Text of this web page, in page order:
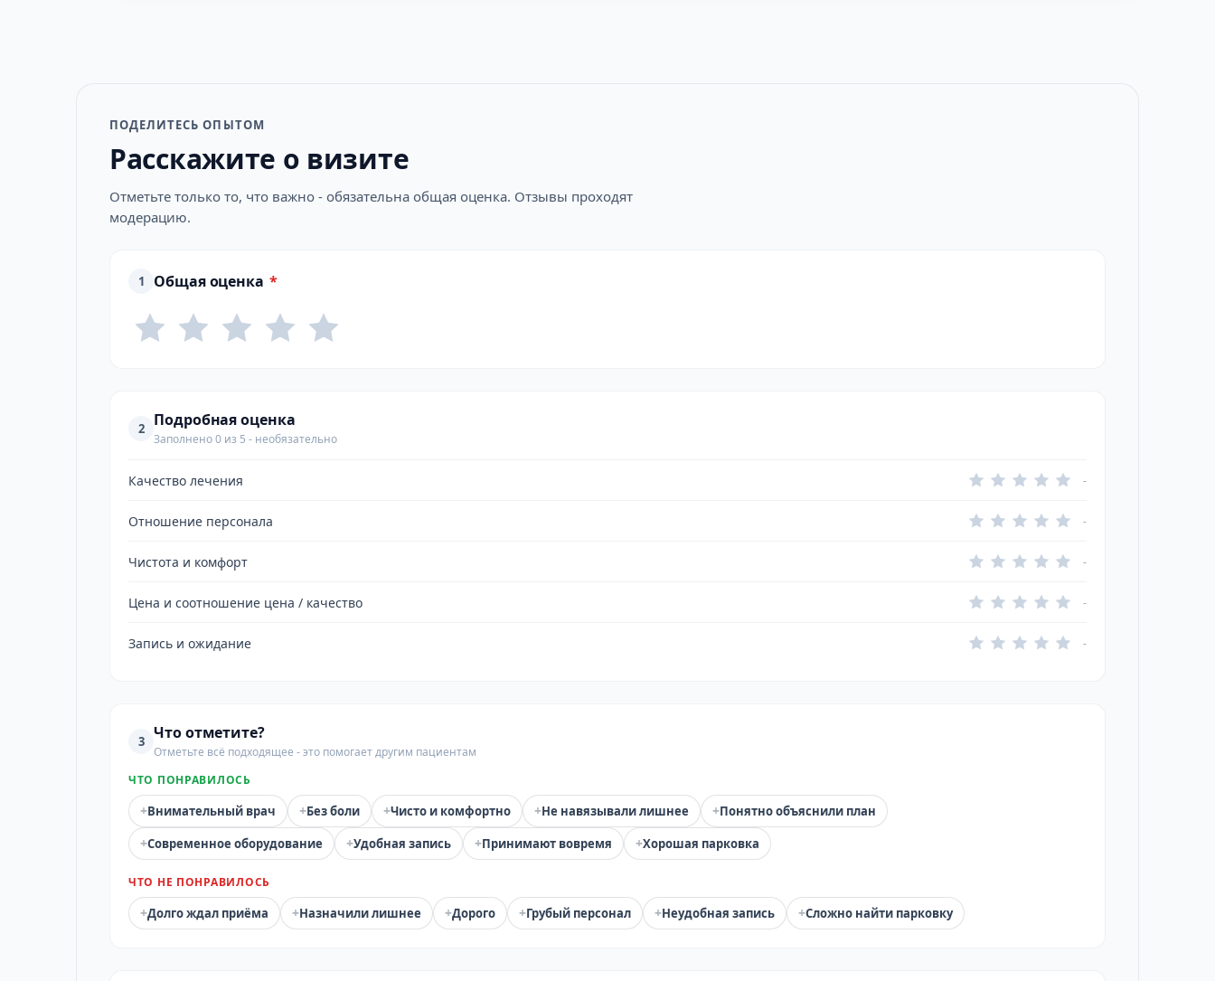
ПОДЕЛИТЕСЬ ОПЫТОМ
Расскажите о визите
Отметьте только то, что важно - обязательна общая оценка. Отзывы проходят
модерацию.
1 Общая оценка *
2 Подробная оценка
Заполнено 0 из 5 - необязательно
Качество лечения -
Отношение персонала -
Чистота и комфорт -
Цена и соотношение цена / качество -
Запись и ожидание -
3 Что отметите?
Отметьте всё подходящее - это помогает другим пациентам
ЧТО ПОНРАВИЛОСЬ
+Внимательный врач +Без боли +Чисто и комфортно +Не навязывали лишнее +Понятно объяснили план
+Современное оборудование +Удобная запись +Принимают вовремя +Хорошая парковка
ЧТО НЕ ПОНРАВИЛОСЬ
+Долго ждал приёма +Назначили лишнее +Дорого +Грубый персонал +Неудобная запись +Сложно найти парковку